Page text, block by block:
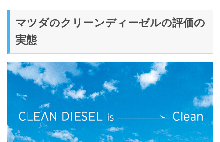
マツダのクリーンディーゼルの評価の
実態